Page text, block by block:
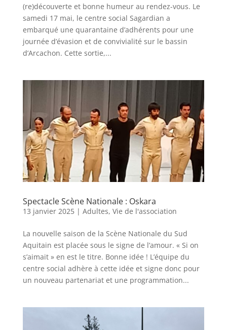
(re)découverte et bonne humeur au rendez-vous. Le
samedi 17 mai, le centre social Sagardian a
embarqué une quarantaine d’adhérents pour une
journée d’évasion et de convivialité sur le bassin
d’Arcachon. Cette sortie,...
Spectacle Scène Nationale : Oskara
13 janvier 2025| Adultes, Vie de l'association
La nouvelle saison de la Scène Nationale du Sud
Aquitain est placée sous le signe de l’amour. « Si on
s’aimait » en est le titre. Bonne idée ! L’équipe du
centre social adhère à cette idée et signe donc pour
un nouveau partenariat et une programmation...